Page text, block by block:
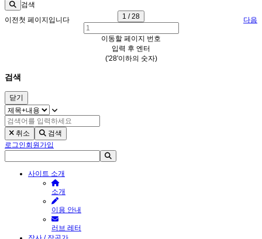
검색
이전첫 페이지입니다 1 / 28
이동할 페이지 번호
입력 후 엔터
('28'이하의 숫자)
다음
검색
닫기
취소
검색
로그인회원가입
사이트 소개
소개
이용 안내
러브 레터